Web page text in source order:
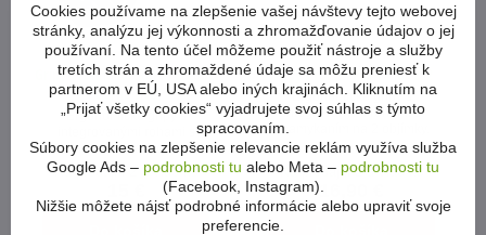
Gripy s rohmi Rockbros Ergobel
cierne-sivé
Ergonomické gripy s
uzamykaním na 2 objímky.
Na predajni 2 a viac ks
Gripy s rohmi Pro-T Plus 232
Ergonomické gripy s
integrovanými rohami s
uzamykaním na 2 objímky.
Na predajni 2 a viac ks
16,90 €
Cookies používame na zlepšenie vašej návštevy tejto webovej
stránky, analýzu jej výkonnosti a zhromažďovanie údajov o jej
používaní. Na tento účel môžeme použiť nástroje a služby
tretích strán a zhromaždené údaje sa môžu preniesť k
partnerom v EÚ, USA alebo iných krajinách. Kliknutím na
„Prijať všetky cookies“ vyjadrujete svoj súhlas s týmto
spracovaním.
Súbory cookies na zlepšenie relevancie reklám využíva služba
Google Ads – podrobnosti tu alebo Meta – podrobnosti tu
(Facebook, Instagram).
Nižšie môžete nájsť podrobné informácie alebo upraviť svoje
preferencie.